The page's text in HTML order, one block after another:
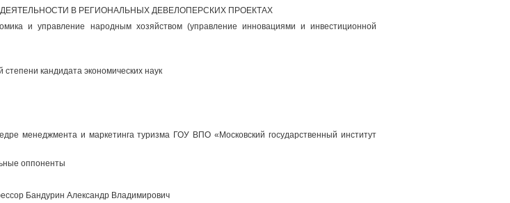
В РЕГИОНАЛЬНЫХ ДЕВЕЛОПЕРСКИХ ПРОЕКТАХ
и управление народным хозяйством (управление инновациями и инвестиционной
кандидата экономических наук
менеджмента и маркетинга туризма ГОУ ВПО «Московский государственный институт
оппоненты
Бандурин Александр Владимирович